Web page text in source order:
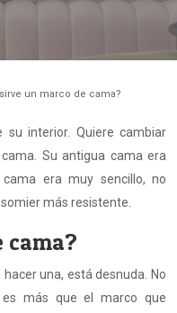
un marco de cama?
su interior. Quiere cambiar
Su antigua cama era
era muy sencillo, no
más resistente.
cama?
una, está desnuda. No
más que el marco que